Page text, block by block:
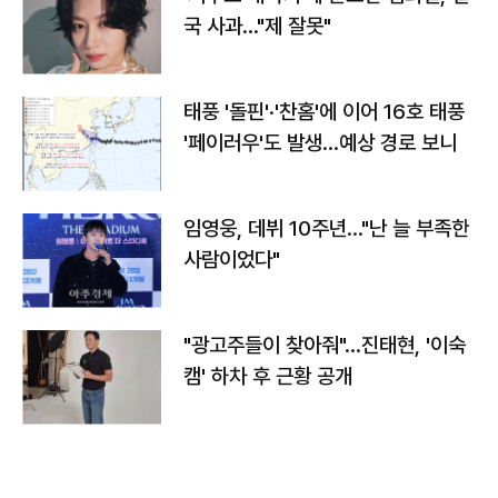
국 사과…"제 잘못"
태풍 '돌핀'·'찬홈'에 이어 16호 태풍
'페이러우'도 발생…예상 경로 보니
임영웅, 데뷔 10주년…"난 늘 부족한
사람이었다"
"광고주들이 찾아줘"…진태현, '이숙
캠' 하차 후 근황 공개